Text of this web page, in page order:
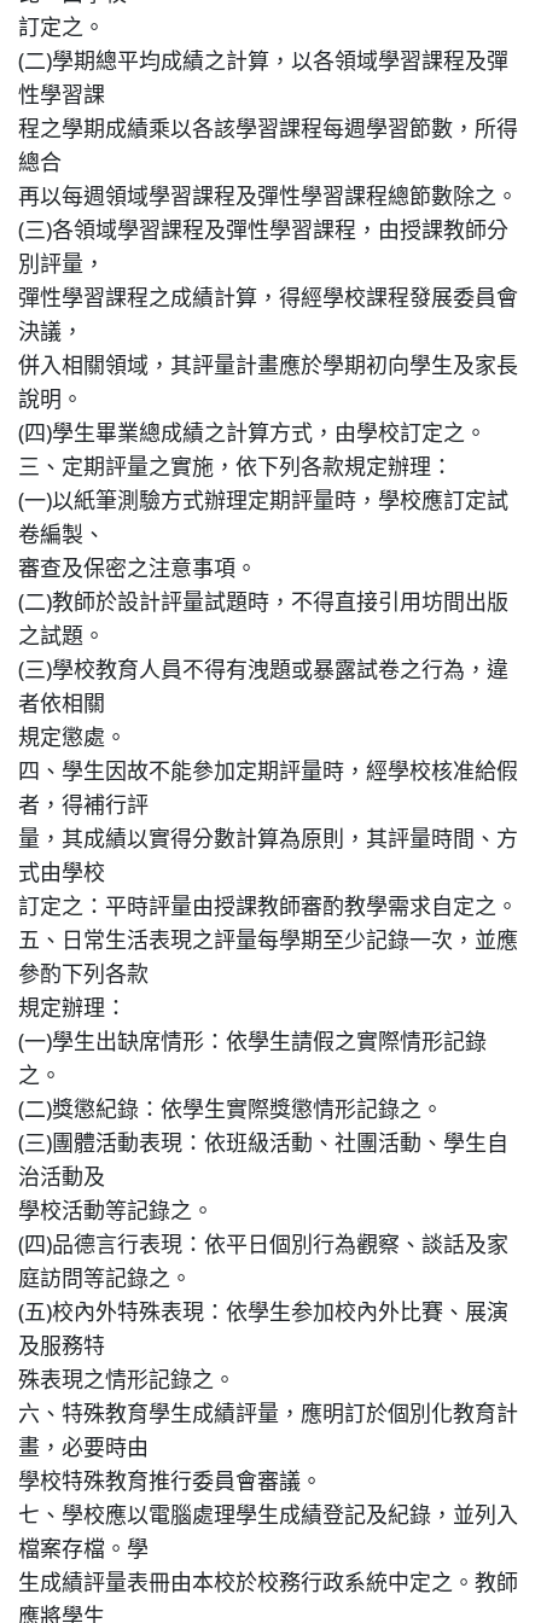
訂定之。
(二)學期總平均成績之計算，以各領域學習課程及彈
性學習課
程之學期成績乘以各該學習課程每週學習節數，所得
總合
再以每週領域學習課程及彈性學習課程總節數除之。
(三)各領域學習課程及彈性學習課程，由授課教師分
別評量，
彈性學習課程之成績計算，得經學校課程發展委員會
決議，
併入相關領域，其評量計畫應於學期初向學生及家長
說明。
(四)學生畢業總成績之計算方式，由學校訂定之。
三、定期評量之實施，依下列各款規定辦理：
(一)以紙筆測驗方式辦理定期評量時，學校應訂定試
卷編製、
審查及保密之注意事項。
(二)教師於設計評量試題時，不得直接引用坊間出版
之試題。
(三)學校教育人員不得有洩題或暴露試卷之行為，違
者依相關
規定懲處。
四、學生因故不能參加定期評量時，經學校核准給假
者，得補行評
量，其成績以實得分數計算為原則，其評量時間、方
式由學校
訂定之：平時評量由授課教師審酌教學需求自定之。
五、日常生活表現之評量每學期至少記錄一次，並應
參酌下列各款
規定辦理：
(一)學生出缺席情形：依學生請假之實際情形記錄
之。
(二)獎懲紀錄：依學生實際獎懲情形記錄之。
(三)團體活動表現：依班級活動、社團活動、學生自
治活動及
學校活動等記錄之。
(四)品德言行表現：依平日個別行為觀察、談話及家
庭訪問等記錄之。
(五)校內外特殊表現：依學生参加校內外比賽、展演
及服務特
殊表現之情形記錄之。
六、特殊教育學生成績評量，應明訂於個別化教育計
畫，必要時由
學校特殊教育推行委員會審議。
七、學校應以電腦處理學生成績登記及紀錄，並列入
檔案存檔。學
生成績評量表冊由本校於校務行政系統中定之。教師
應將學生
特色課程
表單下載
輔導業務
回官網首頁